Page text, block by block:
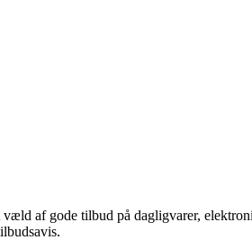
af gode tilbud på dagligvarer,